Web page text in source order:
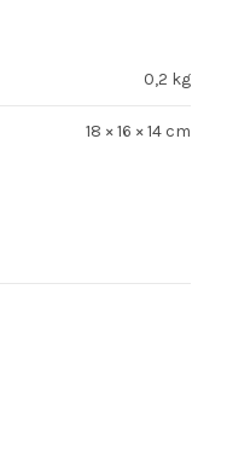
0,2 kg
18 × 16 × 14 cm